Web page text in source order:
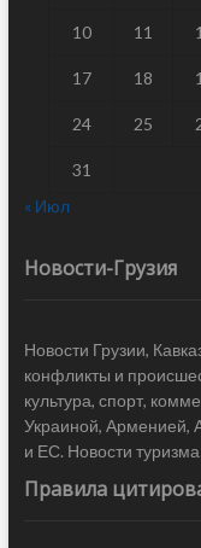
10 11
17 18
24 25
31
« Июл
Новости-Грузия
Новости Грузии,
конфликты и
культура, спорт,
Украиной, Арменией,
и ЕС. Новости
Правила